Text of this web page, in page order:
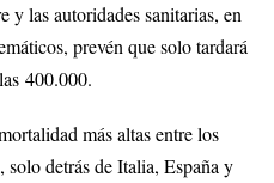
y las autoridades sanitarias, en
prevén que solo tardará
400.000.
más altas entre los
solo detrás de Italia, España y